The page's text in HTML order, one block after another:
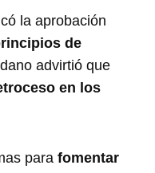
la aprobación
de
advirtió que
en los
parafomentar